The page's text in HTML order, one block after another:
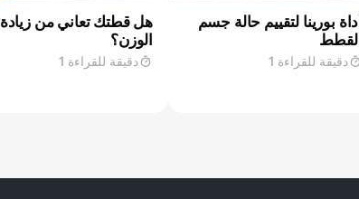
أداة بورينا لتقييم حالة جسم
القطط
دقيقة للقراءة 1
هل قطتك تعاني من زيادة
الوزن؟
دقيقة للقراءة 1